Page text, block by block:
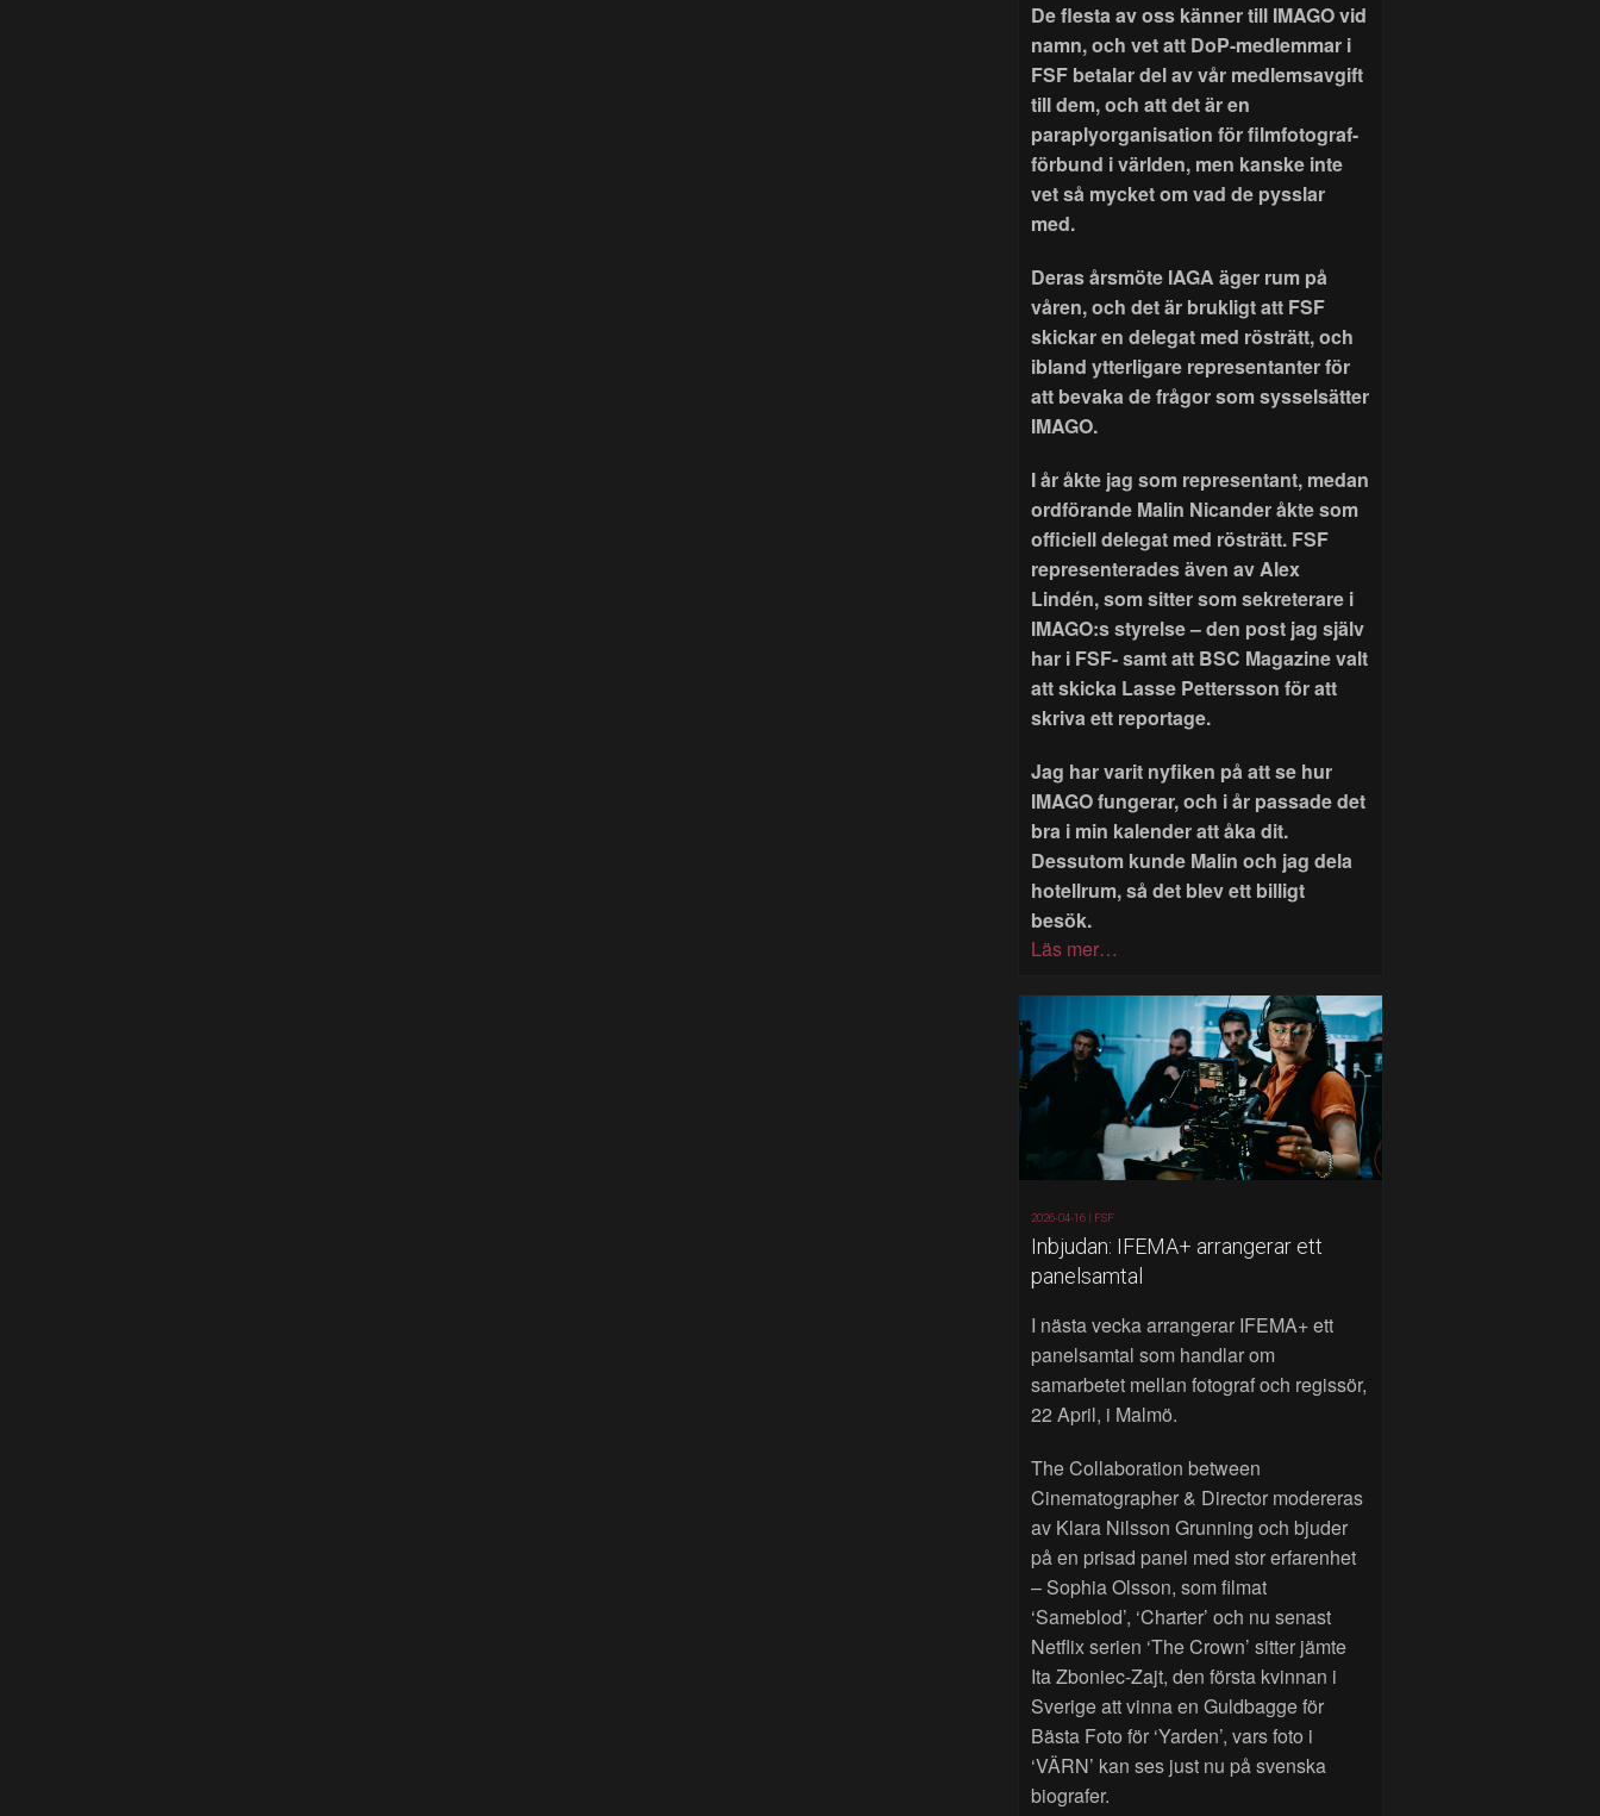
De flesta av oss känner till IMAGO vid
namn, och vet att DoP-medlemmar i
FSF betalar del av vår medlemsavgift
till dem, och att det är en
paraplyorganisation för filmfotograf-
förbund i världen, men kanske inte
vet så mycket om vad de pysslar
med.
Deras årsmöte IAGA äger rum på
våren, och det är brukligt att FSF
skickar en delegat med rösträtt, och
ibland ytterligare representanter för
att bevaka de frågor som sysselsätter
IMAGO.
I år åkte jag som representant, medan
ordförande Malin Nicander åkte som
officiell delegat med rösträtt. FSF
representerades även av Alex
Lindén, som sitter som sekreterare i
IMAGO:s styrelse – den post jag själv
har i FSF- samt att BSC Magazine valt
att skicka Lasse Pettersson för att
skriva ett reportage.
Jag har varit nyfiken på att se hur
IMAGO fungerar, och i år passade det
bra i min kalender att åka dit.
Dessutom kunde Malin och jag dela
hotellrum, så det blev ett billigt
besök.
Läs mer…
2026-04-16 | FSF
Inbjudan: IFEMA+ arrangerar ett
panelsamtal
I nästa vecka arrangerar IFEMA+ ett
panelsamtal som handlar om
samarbetet mellan fotograf och regissör,
22 April, i Malmö.
The Collaboration between
Cinematographer & Director modereras
av Klara Nilsson Grunning och bjuder
på en prisad panel med stor erfarenhet
– Sophia Olsson, som filmat
‘Sameblod’, ‘Charter’ och nu senast
Netflix serien ‘The Crown’ sitter jämte
Ita Zboniec-Zajt, den första kvinnan i
Sverige att vinna en Guldbagge för
Bästa Foto för ‘Yarden’, vars foto i
‘VÄRN’ kan ses just nu på svenska
biografer.